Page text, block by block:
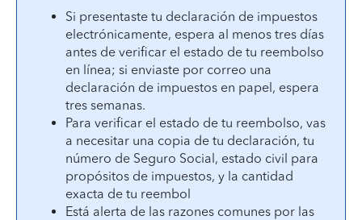
Si presentaste tu declaración de impuestos
electrónicamente, espera al menos tres días
antes de verificar el estado de tu reembolso
en línea; si enviaste por correo una
declaración de impuestos en papel, espera
tres semanas.
Para verificar el estado de tu reembolso, vas
a necesitar una copia de tu declaración, tu
número de Seguro Social, estado civil para
propósitos de impuestos, y la cantidad
exacta de tu reembol
Está alerta de las razones comunes por las